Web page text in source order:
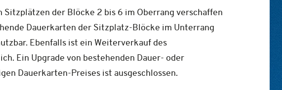
der Blöcke 2 bis 6 im Oberrang verschaffen
Dauerkarten der Sitzplatz-Blöcke im Unterrang
Ebenfalls ist ein Weiterverkauf des
Ein Upgrade von bestehenden Dauer- oder
Dauerkarten-Preises ist ausgeschlossen.